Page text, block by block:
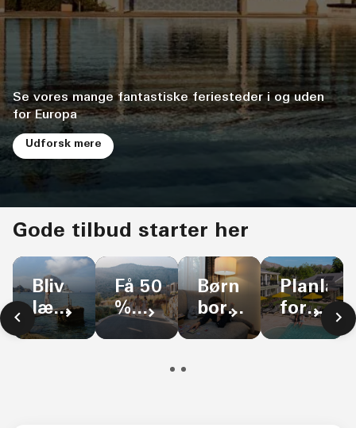
Se vores mange fantastiske feriesteder i og uden
for Europa
Udforsk mere
Gode tilbud starter her
Bliv
længere,
spar
Få 50
%
rabat
Børn
bor
og
Planlæg
forud,
spar